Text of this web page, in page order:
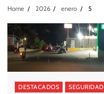
Home 2026 enero 5
DESTACADOS SEGURIDAD